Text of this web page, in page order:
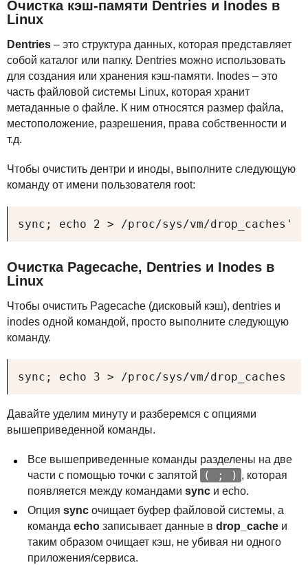
Очистка кэш-памяти Dentries и Inodes в
Linux
Dentries – это структура данных, которая представляет
собой каталог или папку. Dentries можно использовать
для создания или хранения кэш-памяти. Inodes – это
часть файловой системы Linux, которая хранит
метаданные о файле. К ним относятся размер файла,
местоположение, разрешения, права собственности и
т.д.
Чтобы очистить дентри и иноды, выполните следующую
команду от имени пользователя root:
sync; echo 2 > /proc/sys/vm/drop_caches'
Очистка Pagecache, Dentries и Inodes в
Linux
Чтобы очистить Pagecache (дисковый кэш), dentries и
inodes одной командой, просто выполните следующую
команду.
sync; echo 3 > /proc/sys/vm/drop_caches
Давайте уделим минуту и разберемся с опциями
вышеприведенной команды.
Все вышеприведенные команды разделены на две
части с помощью точки с запятой
( ; ) , которая
появляется между командами sync и echo.
Опция sync очищает буфер файловой системы, а
команда echo записывает данные в drop_cache и
таким образом очищает кэш, не убивая ни одного
приложения/сервиса.